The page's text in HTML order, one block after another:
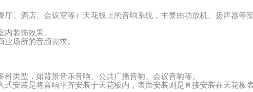
酒店、会议室等）天花板上的音响系统，主要由功放机、扬声器等部
装饰效果。
场所的音频需求。
型，如背景音乐音响、公共广播音响、会议音响等。
装是将音响平齐安装于天花板内，表面安装则是直接安装在天花板表